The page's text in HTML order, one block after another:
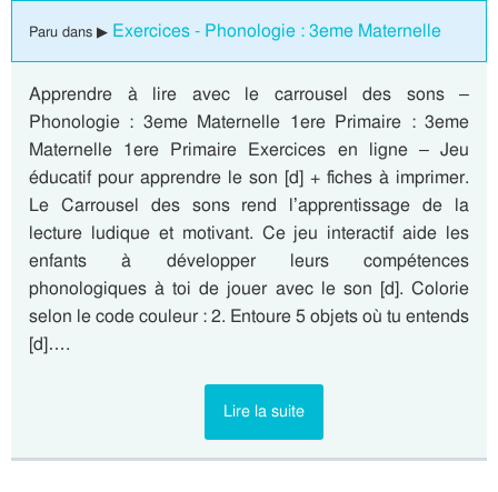
Paru dans ▶ Exercices - Phonologie : 3eme Maternelle
Apprendre à lire avec le carrousel des sons –
Phonologie : 3eme Maternelle 1ere Primaire : 3eme
Maternelle 1ere Primaire Exercices en ligne – Jeu
éducatif pour apprendre le son [d] + fiches à imprimer.
Le Carrousel des sons rend l’apprentissage de la
lecture ludique et motivant. Ce jeu interactif aide les
enfants à développer leurs compétences
phonologiques à toi de jouer avec le son [d]. Colorie
selon le code couleur : 2. Entoure 5 objets où tu entends
[d]….
Lire la suite